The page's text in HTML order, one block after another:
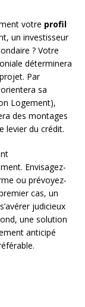
votre profil
un investisseur
? Votre
déterminera
Par
sa
Logement),
des montages
levier du crédit.
Envisagez-
ou prévoyez-
cas, un
judicieux
une solution
anticipé